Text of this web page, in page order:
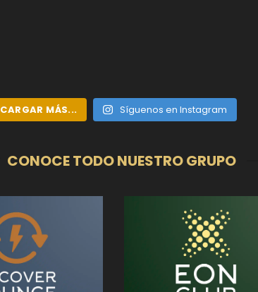
CARGAR MÁS... Síguenos en Instagram
CONOCE TODO NUESTRO GRUPO